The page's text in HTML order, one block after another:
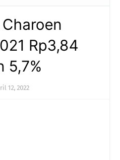
Rp3,84
5,7%
12, 2022